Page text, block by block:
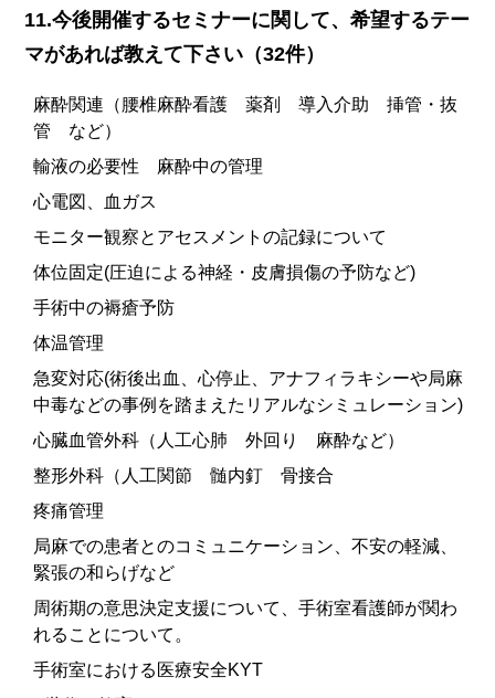
11.今後開催するセミナーに関して、希望するテー
マがあれば教えて下さい（32件）
麻酔関連（腰椎麻酔看護 薬剤 導入介助 挿管・抜
管 など）
輸液の必要性 麻酔中の管理
心電図、血ガス
モニター観察とアセスメントの記録について
体位固定(圧迫による神経・皮膚損傷の予防など)
手術中の褥瘡予防
体温管理
急変対応(術後出血、心停止、アナフィラキシーや局麻
中毒などの事例を踏まえたリアルなシミュレーション)
心臓血管外科（人工心肺 外回り 麻酔など）
整形外科（人工関節 髄内釘 骨接合
疼痛管理
局麻での患者とのコミュニケーション、不安の軽減、
緊張の和らげなど
周術期の意思決定支援について、手術室看護師が関わ
れることについて。
手術室における医療安全KYT